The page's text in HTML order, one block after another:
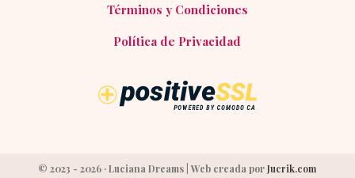
Términos y Condiciones
Política de Privacidad
© 2023 - 2026 · Luciana Dreams | Web creada porJucrik.com